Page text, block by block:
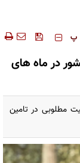
پ
در ماه های
مطلوبی در تامین